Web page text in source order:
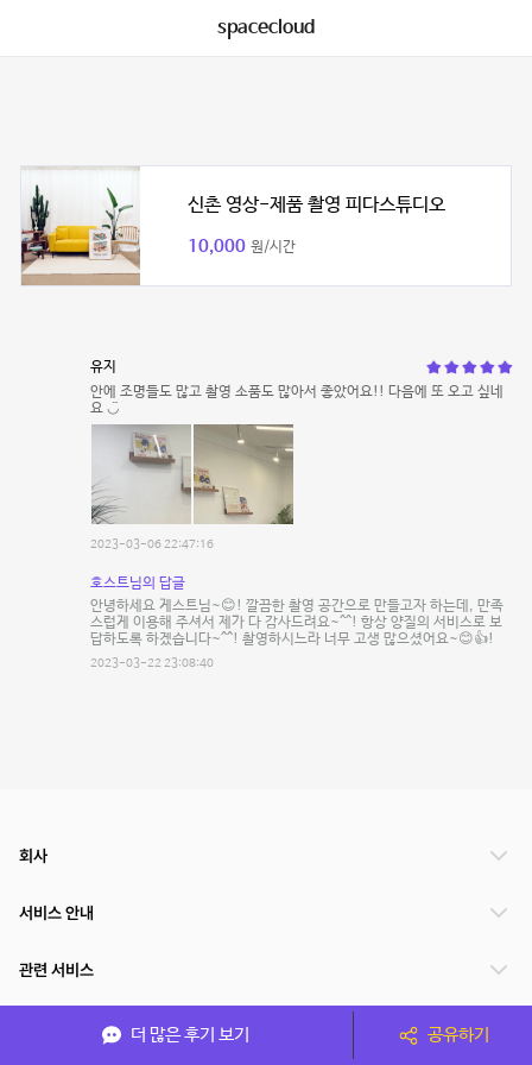
spacecloud
신촌 영상-제품 촬영 피다스튜디오
10,000 원/시간
유지
안에 조명들도 많고 촬영 소품도 많아서 좋았어요!! 다음에 또 오고 싶네
요 ◡̈
2023-03-06 22:47:16
호스트님의 답글
안녕하세요 게스트님~😊! 깔끔한 촬영 공간으로 만들고자 하는데, 만족
스럽게 이용해 주셔서 제가 다 감사드려요~^^! 항상 양질의 서비스로 보
답하도록 하겠습니다~^^! 촬영하시느라 너무 고생 많으셨어요~😊👍!
2023-03-22 23:08:40
더 많은 후기 보기 공유하기
회사
서비스 안내
관련 서비스